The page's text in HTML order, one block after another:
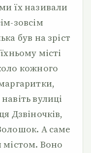
їх називали
зовсім
був на зріст
місті
кожного
вулиці
Дзвіночків,
А саме
містом. Воно